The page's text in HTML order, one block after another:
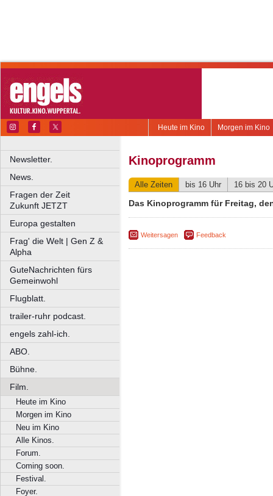
Morgen im Kino
Heute im Kino
Newsletter.
News.
Fragen der Zeit
Zukunft JETZT
Europa gestalten
Frag' die Welt | Gen Z &
Alpha
GuteNachrichten fürs
Gemeinwohl
Flugblatt.
trailer-ruhr podcast.
engels zahl-ich.
ABO.
Bühne.
Film.
Heute im Kino
Morgen im Kino
Neu im Kino
Alle Kinos.
Forum.
Coming soon.
Festival.
Foyer.
Kinoprogramm
Alle Zeiten bis 16 Uhr 16 bis 20
Das Kinoprogramm für Freitag,
Weitersagen Feedback